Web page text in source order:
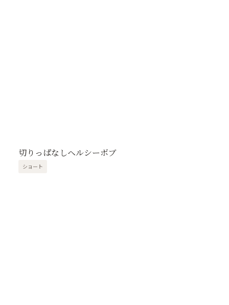
切りっぱなしヘルシーボブ
ショート